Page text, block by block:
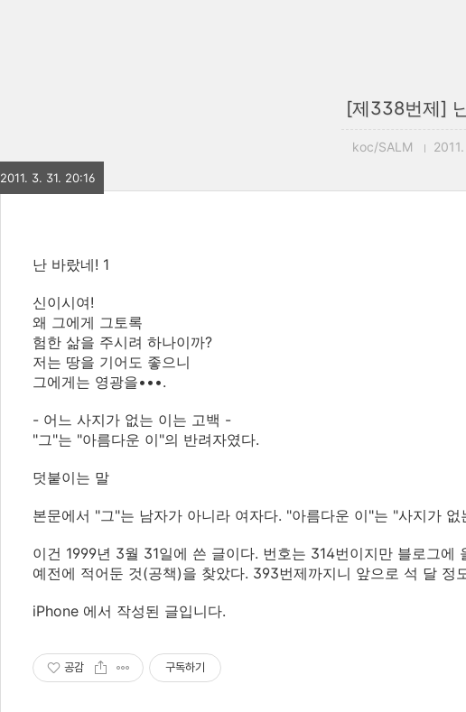
[제338번제]
koc/SALM
2011. 3. 31. 20:16
난 바랐네! 1
신이시여!
왜 그에게 그토록
험한 삶을 주시려 하나이까?
저는 땅을 기어도 좋으니
그에게는 영광을•••.
- 어느 사지가 없는 이는 고백 -
"그"는 "아름다운 이"의 반려자였다.
덧붙이는 말
본문에서 "그"는 남자가 아니라 여자다. "아름다운 이"는 "사지가 없
이건 1999년 3월 31일에 쓴 글이다. 번호는 314번이지만 블로그
예전에 적어둔 것(공책)을 찾았다. 393번제까지니 앞으로 석 달 정
iPhone 에서 작성된 글입니다.
공감 구독하기